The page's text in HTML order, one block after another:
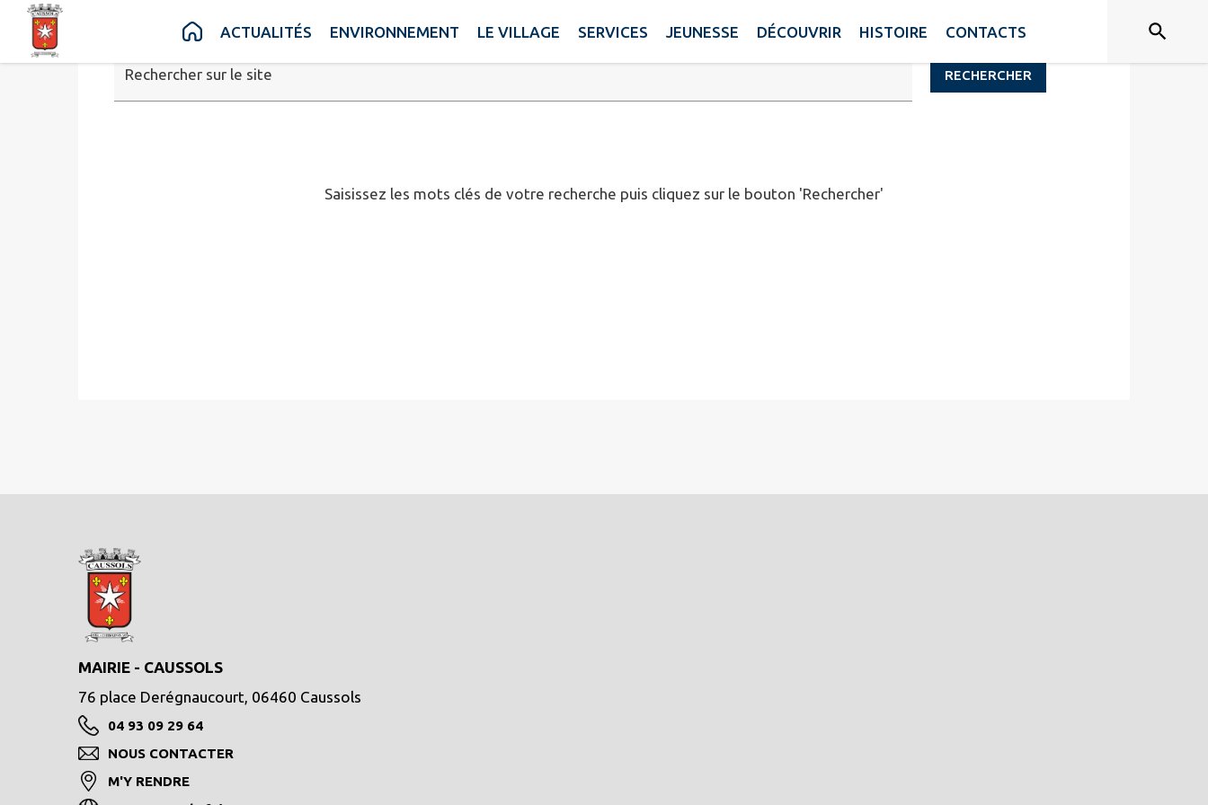
Contenu Recherche Pied de page
ACTUALITÉS ENVIRONNEMENT LE VILLAGE SERVICES JEUNESSE DÉCOUVRIR HISTOIRE CONTACTS
Rechercher sur le site RECHERCHER
Saisissez les mots clés de votre recherche puis cliquez sur le bouton 'Rechercher'
MAIRIE - CAUSSOLS
76 place Derégnaucourt, 06460 Caussols
04 93 09 29 64
NOUS CONTACTER
M'Y RENDRE